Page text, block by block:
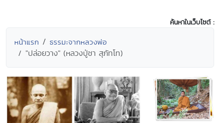
ค้นหาในเว็บไซต์ :
หน้าแรก ธรรมะจากหลวงพ่อ
"ปล่อยวาง" (หลวงปู่ชา สุภัทโท)